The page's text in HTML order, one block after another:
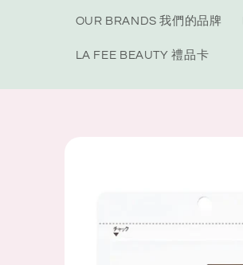
OUR BRANDS 我們的品牌
LA FEE BEAUTY 禮品卡